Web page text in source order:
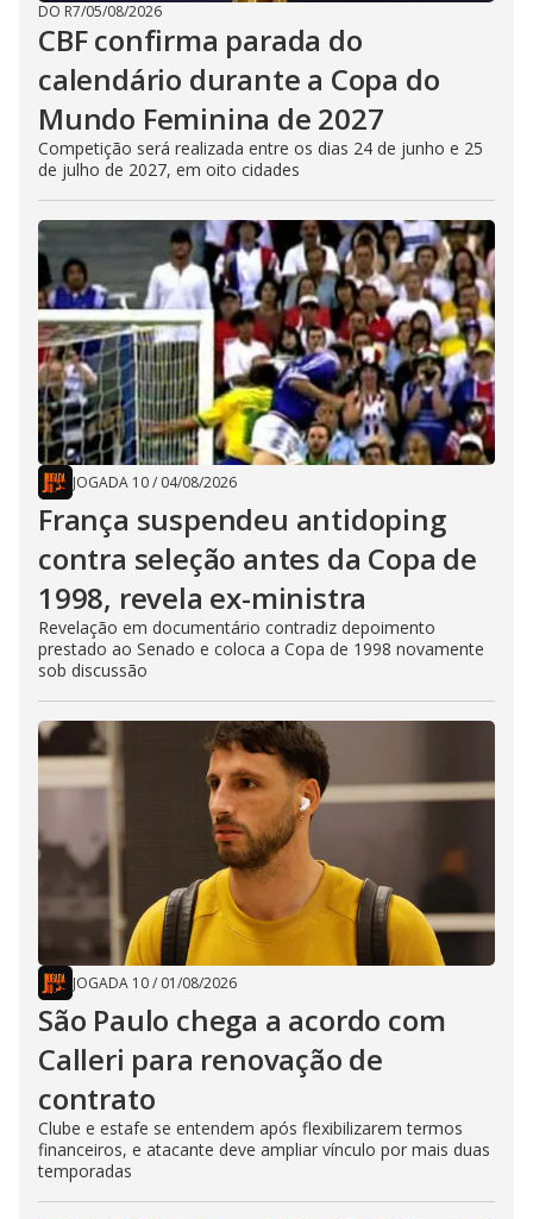
DO R7/05/08/2026
CBF confirma parada do
calendário durante a Copa do
Mundo Feminina de 2027
Competição será realizada entre os dias 24 de junho e 25
de julho de 2027, em oito cidades
JOGADA 10/ 04/08/2026
França suspendeu antidoping
contra seleção antes da Copa de
1998, revela ex-ministra
Revelação em documentário contradiz depoimento
prestado ao Senado e coloca a Copa de 1998 novamente
sob discussão
JOGADA 10/ 01/08/2026
São Paulo chega a acordo com
Calleri para renovação de
contrato
Clube e estafe se entendem após flexibilizarem termos
financeiros, e atacante deve ampliar vínculo por mais duas
temporadas